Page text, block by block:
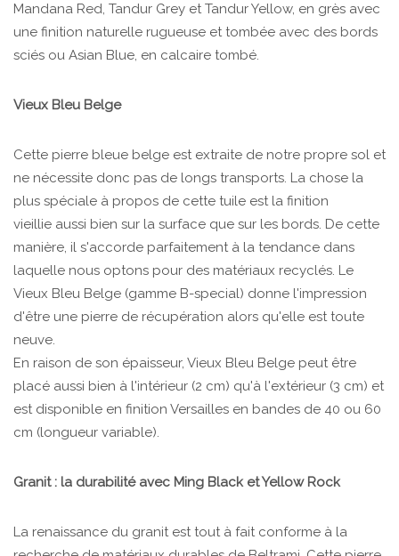
Mandana Red, Tandur Grey et Tandur Yellow, en grès avec
une finition naturelle rugueuse et tombée avec des bords
sciés ou Asian Blue, en calcaire tombé.
Vieux Bleu Belge
Cette pierre bleue belge est extraite de notre propre sol et
ne nécessite donc pas de longs transports. La chose la
plus spéciale à propos de cette tuile est la finition
vieillie aussi bien sur la surface que sur les bords. De cette
manière, il s'accorde parfaitement à la tendance dans
laquelle nous optons pour des matériaux recyclés. Le
Vieux Bleu Belge (gamme B-special) donne l'impression
d'être une pierre de récupération alors qu'elle est toute
neuve.
En raison de son épaisseur, Vieux Bleu Belge peut être
placé aussi bien à l'intérieur (2 cm) qu'à l'extérieur (3 cm) et
est disponible en finition Versailles en bandes de 40 ou 60
cm (longueur variable).
Granit : la durabilité avec Ming Black et Yellow Rock
La renaissance du granit est tout à fait conforme à la